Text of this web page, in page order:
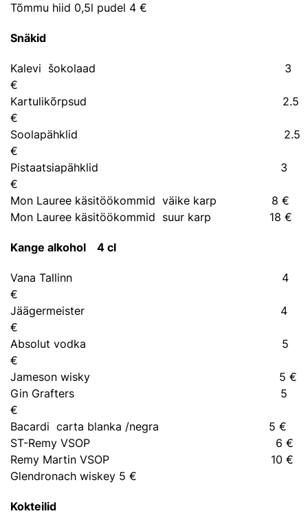
Tõmmu hiid 0,5l pudel 4 €
Snäkid
Kalevi šokolaad 3
€
Kartulikõrpsud 2.5
€
Soolapähklid 2.5
€
Pistaatsiapähklid 3
€
Mon Lauree käsitöökommid väike karp 8 €
Mon Lauree käsitöökommid suur karp 18 €
Kange alkohol 4 cl
Vana Tallinn 4
€
Jäägermeister 4
€
Absolut vodka 5
€
Jameson wisky 5 €
Gin Grafters 5
€
Bacardi carta blanka /negra 5 €
ST-Remy VSOP 6 €
Remy Martin VSOP 10 €
Glendronach wiskey 5 €
Kokteilid